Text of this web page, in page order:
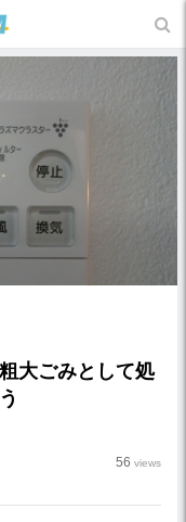
大ごみとして処
56 views